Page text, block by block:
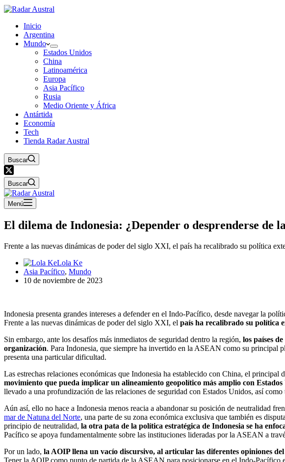
Inicio
Argentina
Mundo
Estados Unidos
China
Latinoamérica
Europa
Asia Pacífico
Rusia
Medio Oriente y África
Antártida
Economía
Tech
Tienda Radar Austral
Buscar
Buscar
Menú
El dilema de Indonesia: ¿Depender o desprenderse de
Frente a las nuevas dinámicas de poder del siglo XXI, el país ha recalibrado su política
Lola Ke
Asia Pacífico, Mundo
10 de noviembre de 2023
Indonesia presenta grandes intereses a defender en el Indo-Pacífico, desde navegar la
Frente a las nuevas dinámicas de poder del siglo XXI, el país ha recalibrado su política
Sin embargo, ante los desafíos más inmediatos de seguridad dentro la región, los países
organización. Para Indonesia, que siempre ha invertido en la ASEAN como su principal
presenta una particular dificultad.
Las estrechas relaciones económicas que Indonesia ha establecido con China, el
movimiento que pueda implicar un alineamiento geopolítico más amplio con Estados
llevado a una profundización de las relaciones de seguridad con Estados Unidos, así
Aún así, ello no hace a Indonesia menos reacia a abandonar su posición de neutralidad
mar de Natuna del Norte, una parte de su zona económica exclusiva que también es
principio de neutralidad, la otra pata de la política estratégica de Indonesia se ha
Pacífico se apoya fundamentalmente sobre las instituciones lideradas por la ASEAN a
Por un lado, la AOIP llena un vacío discursivo, al articular las diferentes opiniones
Tener la AOIP como punto de partida de la ASEAN para posicionarse en el Indo-Pacífico